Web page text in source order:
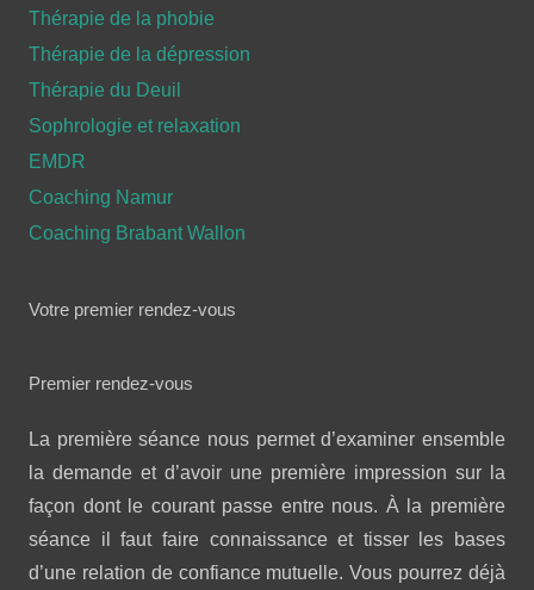
Thérapie de la phobie
Thérapie de la dépression
Thérapie du Deuil
Sophrologie et relaxation
EMDR
Coaching Namur
Coaching Brabant Wallon
Votre premier rendez-vous
Premier rendez-vous
La première séance nous permet d’examiner ensemble
la demande et d’avoir une première impression sur la
façon dont le courant passe entre nous. À la première
séance il faut faire connaissance et tisser les bases
d’une relation de confiance mutuelle. Vous pourrez déjà